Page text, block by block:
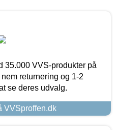
35.000 VVS-produkter på
returnering og 1-2
se deres udvalg.
VVSproffen.dk